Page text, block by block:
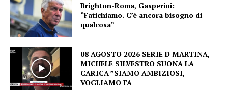
Brighton-Roma, Gasperini:
“Fatichiamo. C’è ancora bisogno di
qualcosa”
08 AGOSTO 2026 SERIE D MARTINA,
MICHELE SILVESTRO SUONA LA
CARICA ”SIAMO AMBIZIOSI,
VOGLIAMO FA